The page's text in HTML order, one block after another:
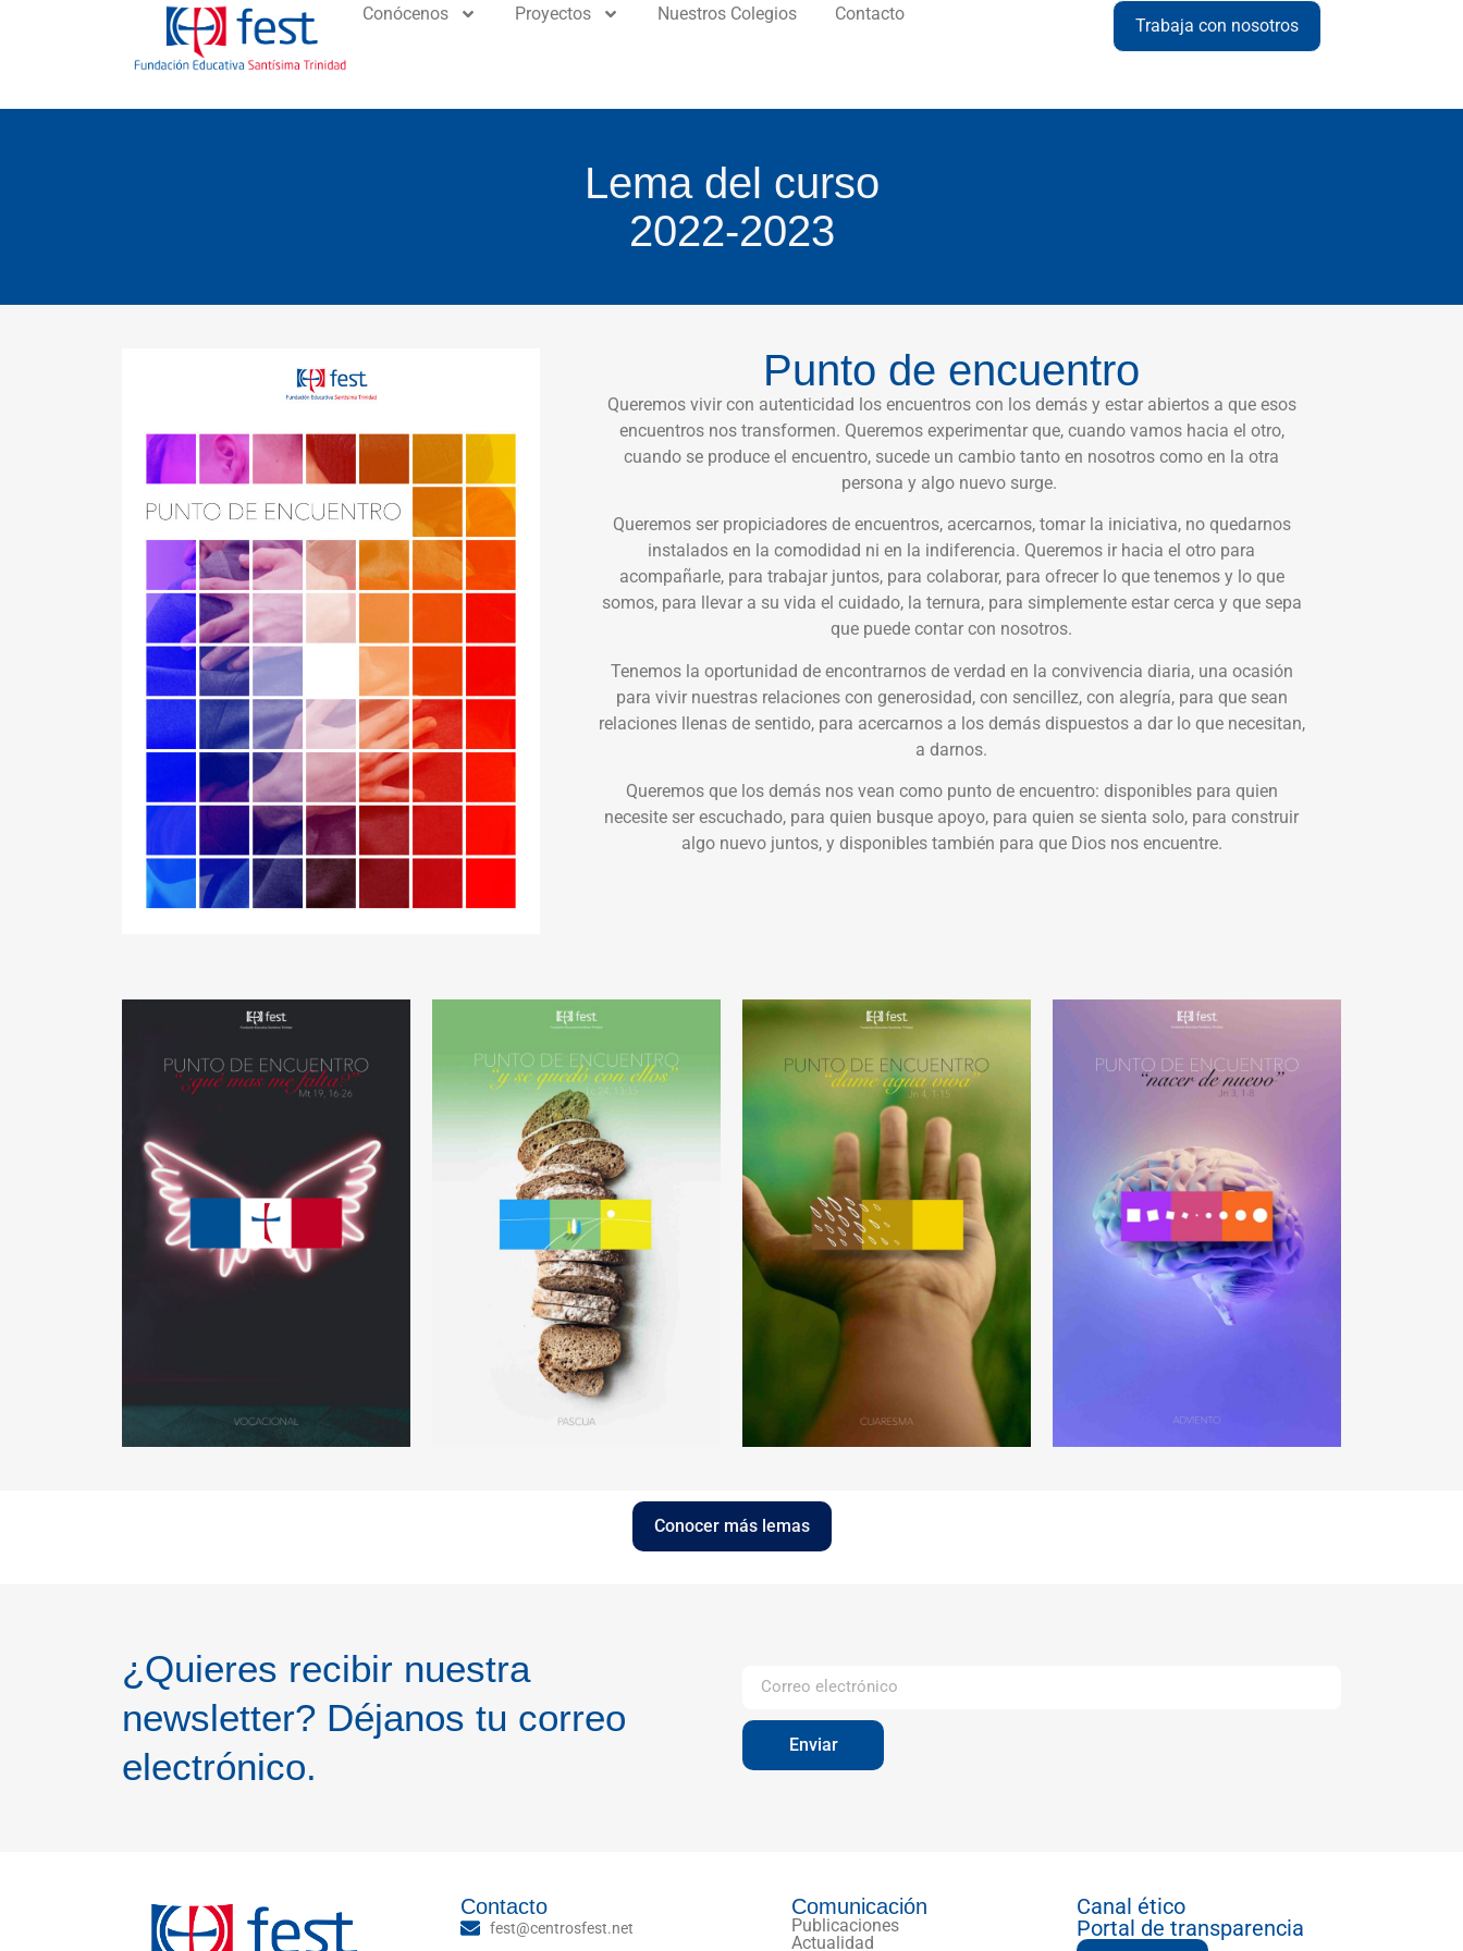
Conócenos Proyectos Nuestros Colegios Contacto
Trabaja con nosotros
Lema del curso
2022-2023
Punto de encuentro
Queremos vivir con autenticidad los encuentros con los demás y estar abiertos a que esos
encuentros nos transformen. Queremos experimentar que, cuando vamos hacia el otro,
cuando se produce el encuentro, sucede un cambio tanto en nosotros como en la otra
persona y algo nuevo surge.
Queremos ser propiciadores de encuentros, acercarnos, tomar la iniciativa, no quedarnos
instalados en la comodidad ni en la indiferencia. Queremos ir hacia el otro para
acompañarle, para trabajar juntos, para colaborar, para ofrecer lo que tenemos y lo que
somos, para llevar a su vida el cuidado, la ternura, para simplemente estar cerca y que sepa
que puede contar con nosotros.
Tenemos la oportunidad de encontrarnos de verdad en la convivencia diaria, una ocasión
para vivir nuestras relaciones con generosidad, con sencillez, con alegría, para que sean
relaciones llenas de sentido, para acercarnos a los demás dispuestos a dar lo que necesitan,
a darnos.
Queremos que los demás nos vean como punto de encuentro: disponibles para quien
necesite ser escuchado, para quien busque apoyo, para quien se sienta solo, para construir
algo nuevo juntos, y disponibles también para que Dios nos encuentre.
Conocer más lemas
¿Quieres recibir nuestra
newsletter? Déjanos tu correo
electrónico.
Enviar
Contacto
fest@centrosfest.net
Comunicación
Publicaciones
Actualidad
Canal ético
Portal de transparencia